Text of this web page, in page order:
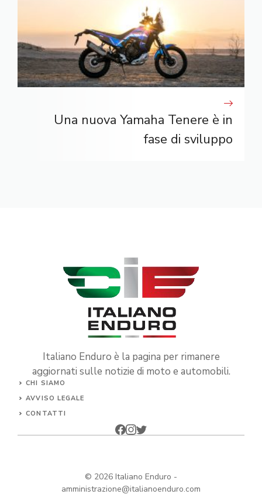
Una nuova Yamaha Tenere è in
fase di sviluppo
Italiano Enduro è la pagina per rimanere
aggiornati sulle notizie di moto e automobili.
CHI SIAMO
AVVISO LEGALE
CONTATTI
© 2026 Italiano Enduro -
amministrazione@italianoenduro.com